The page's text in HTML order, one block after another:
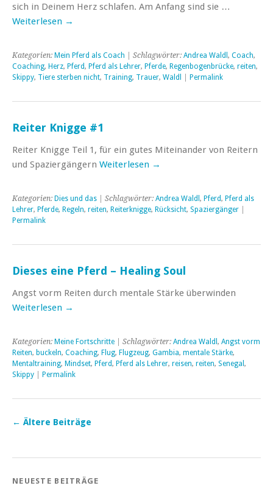
sich in Deinem Herz schlafen. Am Anfang sind sie …
Weiterlesen →
Kategorien: Mein Pferd als Coach | Schlagwörter: Andrea Waldl , Coach,
Coaching, Herz, Pferd, Pferd als Lehrer, Pferde, Regenbogenbrücke, reiten,
Skippy, Tiere sterben nicht, Training, Trauer, Waldl Permalink
Reiter Knigge #1
Reiter Knigge Teil 1, für ein gutes Miteinander von Reitern
und Spaziergängern Weiterlesen →
Kategorien: Dies und das | Schlagwörter: Andrea Waldl , Pferd, Pferd als
Lehrer, Pferde, Regeln, reiten, Reiterknigge, Rücksicht, Spaziergänger
Permalink
Dieses eine Pferd – Healing Soul
Angst vorm Reiten durch mentale Stärke überwinden
Weiterlesen →
Kategorien: Meine Fortschritte | Schlagwörter: Andrea Waldl , Angst vorm
Reiten, buckeln, Coaching, Flug, Flugzeug, Gambia, mentale Stärke,
Mentaltraining, Mindset, Pferd, Pferd als Lehrer, reisen, reiten, Senegal ,
Skippy
Permalink
← Ältere Beiträge
NEUESTE BEITRÄGE